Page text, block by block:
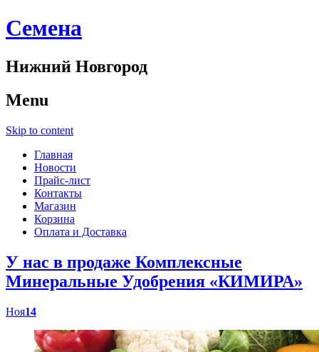
Cемена
Нижний Новгород
Menu
Skip to content
Главная
Новости
Прайс-лист
Контакты
Магазин
Корзина
Оплата и Доставка
У нас в продаже Комплексные
Минеральные Удобрения «КИМИРА»
Ноя14